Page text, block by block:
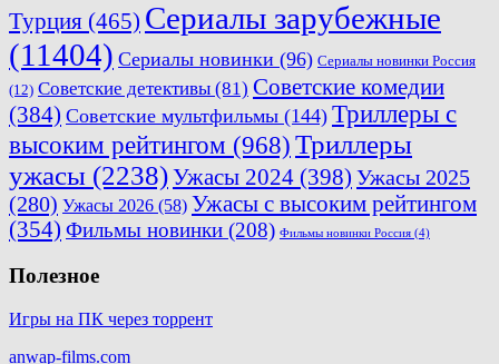
Турция (465) Сериалы зарубежные
(11404) Сериалы новинки (96) Сериалы новинки Россия
(12) Советские детективы (81) Советские комедии
(384) Советские мультфильмы (144) Триллеры с
высоким рейтингом (968) Триллеры
ужасы (2238)Ужасы 2024 (398) Ужасы 2025
(280) Ужасы 2026 (58) Ужасы с высоким рейтингом
(354) Фильмы новинки (208) Фильмы новинки Россия (4)
Полезное
Игры на ПК через торрент
anwap-films.com